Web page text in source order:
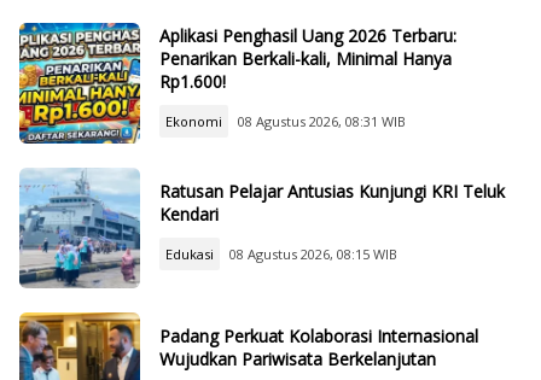
Aplikasi Penghasil Uang 2026 Terbaru:
Penarikan Berkali-kali, Minimal Hanya
Rp1.600!
Ekonomi 08 Agustus 2026, 08:31 WIB
Ratusan Pelajar Antusias Kunjungi KRI Teluk
Kendari
Edukasi 08 Agustus 2026, 08:15 WIB
Padang Perkuat Kolaborasi Internasional
Wujudkan Pariwisata Berkelanjutan